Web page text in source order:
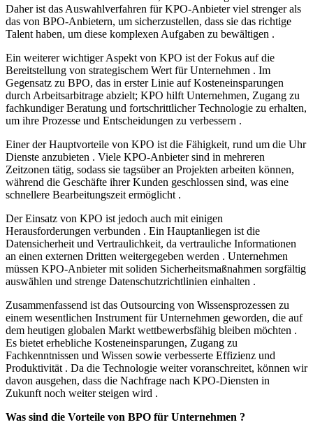
Daher ist das Auswahlverfahren für KPO-Anbieter viel strenger als
das von BPO-Anbietern, um sicherzustellen, dass sie das richtige
Talent haben, um diese komplexen Aufgaben zu bewältigen .
Ein weiterer wichtiger Aspekt von KPO ist der Fokus auf die
Bereitstellung von strategischem Wert für Unternehmen . Im
Gegensatz zu BPO, das in erster Linie auf Kosteneinsparungen
durch Arbeitsarbitrage abzielt; KPO hilft Unternehmen, Zugang zu
fachkundiger Beratung und fortschrittlicher Technologie zu erhalten,
um ihre Prozesse und Entscheidungen zu verbessern .
Einer der Hauptvorteile von KPO ist die Fähigkeit, rund um die Uhr
Dienste anzubieten . Viele KPO-Anbieter sind in mehreren
Zeitzonen tätig, sodass sie tagsüber an Projekten arbeiten können,
während die Geschäfte ihrer Kunden geschlossen sind, was eine
schnellere Bearbeitungszeit ermöglicht .
Der Einsatz von KPO ist jedoch auch mit einigen
Herausforderungen verbunden . Ein Hauptanliegen ist die
Datensicherheit und Vertraulichkeit, da vertrauliche Informationen
an einen externen Dritten weitergegeben werden . Unternehmen
müssen KPO-Anbieter mit soliden Sicherheitsmaßnahmen sorgfältig
auswählen und strenge Datenschutzrichtlinien einhalten .
Zusammenfassend ist das Outsourcing von Wissensprozessen zu
einem wesentlichen Instrument für Unternehmen geworden, die auf
dem heutigen globalen Markt wettbewerbsfähig bleiben möchten .
Es bietet erhebliche Kosteneinsparungen, Zugang zu
Fachkenntnissen und Wissen sowie verbesserte Effizienz und
Produktivität . Da die Technologie weiter voranschreitet, können wir
davon ausgehen, dass die Nachfrage nach KPO-Diensten in
Zukunft noch weiter steigen wird .
Was sind die Vorteile von BPO für Unternehmen ?